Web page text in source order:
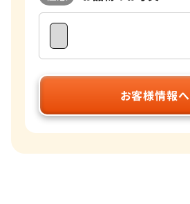
お客様情報へ